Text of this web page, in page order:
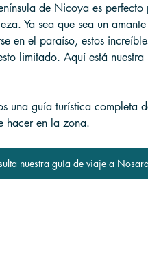
de Nicoya es
Ya sea que sea un
en el paraíso, estos
limitado. Aquí está
una guía turística
hacer en la zona.
nuestra guía de viaje a Nosara